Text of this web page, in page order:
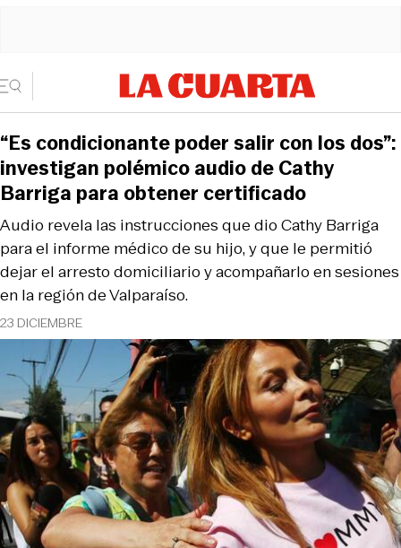
23 DICIEMBRE
Audio revela las instrucciones que dio Cathy Barriga
para el informe médico de su hijo, y que le permitió
dejar el arresto domiciliario y acompañarlo en sesiones
en la región de Valparaíso.
“Es condicionante poder salir con los dos”:
investigan polémico audio de Cathy
Barriga para obtener certificado